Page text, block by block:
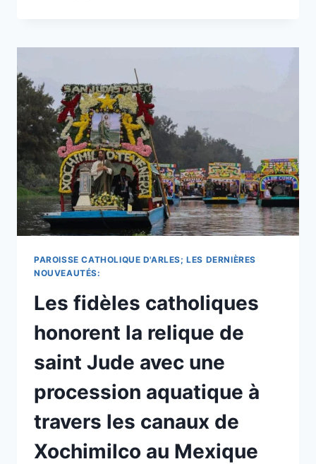
L’ESPRIT
CŒUR,
AFFIRME
LE
PAPE
FRANÇOIS
&
ADRESSER
SES
PRIÈRES
VIERGE
PAROISSE CATHOLIQUE D'ARLES; LES DERNIÈRES
NOUVEAUTÉS:
Les fidèles catholiques
honorent la relique de
saint Jude avec une
procession aquatique à
travers les canaux de
Xochimilco au Mexique